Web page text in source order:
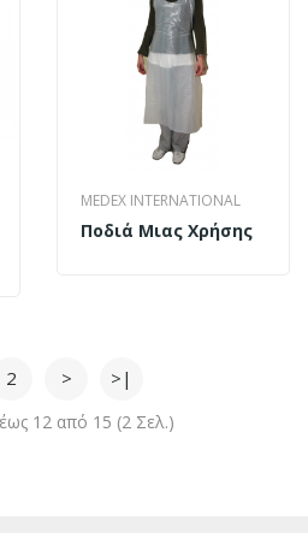
MEDEX INTERNATIONAL
Ποδιά Μιας Χρήσης
2 > >|
12 από 15 (2 Σελ.)